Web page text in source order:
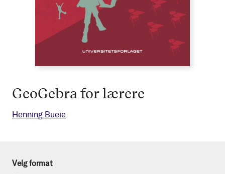
GeoGebra for lærere
Henning Bueie
Velg format